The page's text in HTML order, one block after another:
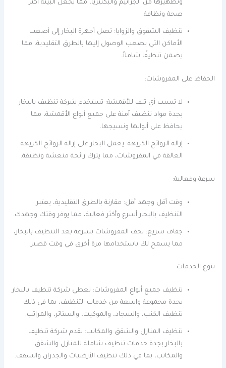
وتطهيرها من الجراثيم والبكتيريا، مما يجعل البيئة أكثر
صحة ونظافة.
تنظيف الشقوق والزوايا: تصل أجهزة البخار إلى أصعب
الأماكن التي يصعب الوصول إليها بالطرق التقليدية، مما
يضمن تنظيفًا شاملاً.
الحفاظ على المفروشات:
لا تسبب أي تلف للأقمشة: تستخدم شركة تنظيف بالبخار
بجدة مواد تنظيف آمنة على جميع أنواع الأقمشة، مما
يحافظ على ألوانها ونسيجها.
إزالة الروائح الكريهة: يعمل البخار على إزالة الروائح الكريهة
العالقة في المفروشات، مما يترك رائحة منعشة ونظيفة.
سرعة وفعالية:
وقت أقل وجهد أقل: مقارنة بالطرق التقليدية، يعتبر
التنظيف بالبخار أسرع وأكثر فعالية، مما يوفر وقتك وجهدك.
جفاف سريع: تجف المفروشات بسرعة بعد التنظيف بالبخار،
مما يسمح لك باستخدامها مرة أخرى في وقت قصير.
تنوع الخدمات:
تنظيف جميع أنواع المفروشات: تغطي شركة تنظيف بالبخار
بجدة مجموعة واسعة من خدمات التنظيف، بما في ذلك
تنظيف الكنب، والسجاد، والموكيت، والستائر، والمراتب.
تنظيف المنازل والشقق والمكاتب: تقدم شركة تنظيف
بالبخار بجدة خدمات تنظيف شاملة للمنازل والشقق
والمكاتب، بما في ذلك تنظيف الأرضيات والجدران والسقف.